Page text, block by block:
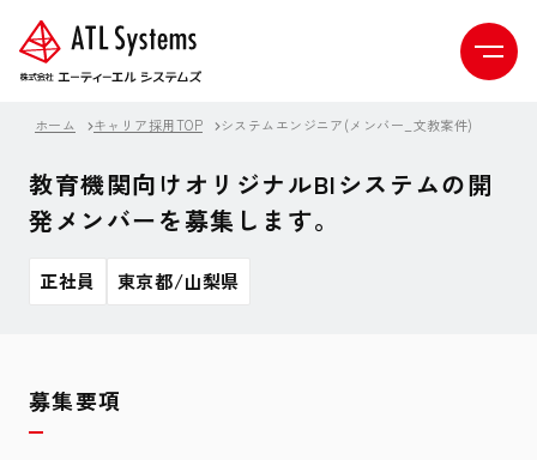
ホーム キャリア採用TOP システムエンジニア(メンバー_文教案件)
教育機関向けオリジナルBIシステムの開
発メンバーを募集します。
正社員 東京都/山梨県
募集要項